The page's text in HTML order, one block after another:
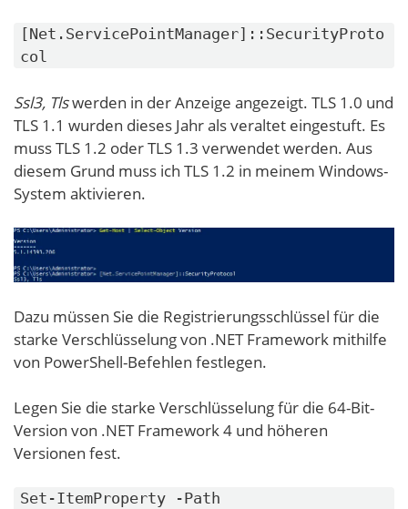
[Net.ServicePointManager]::SecurityProto
col
Ssl3, Tlswerden in der Anzeige angezeigt. TLS 1.0 und
TLS 1.1 wurden dieses Jahr als veraltet eingestuft. Es
muss TLS 1.2 oder TLS 1.3 verwendet werden. Aus
diesem Grund muss ich TLS 1.2 in meinem Windows-
System aktivieren.
Dazu müssen Sie die Registrierungsschlüssel für die
starke Verschlüsselung von .NET Framework mithilfe
von PowerShell-Befehlen festlegen.
Legen Sie die starke Verschlüsselung für die 64-Bit-
Version von .NET Framework 4 und höheren
Versionen fest.
Set-ItemProperty -Path